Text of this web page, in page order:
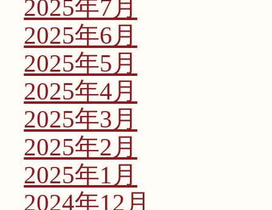
2025年7月
2025年6月
2025年5月
2025年4月
2025年3月
2025年2月
2025年1月
2024年12月